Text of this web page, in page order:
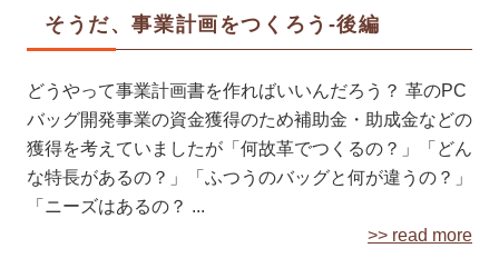
そうだ、事業計画をつくろう-後編
どうやって事業計画書を作ればいいんだろう？ 革のPC
バッグ開発事業の資金獲得のため補助金・助成金などの
獲得を考えていましたが「何故革でつくるの？」「どん
な特長があるの？」「ふつうのバッグと何が違うの？」
「ニーズはあるの？ ...
>> read more